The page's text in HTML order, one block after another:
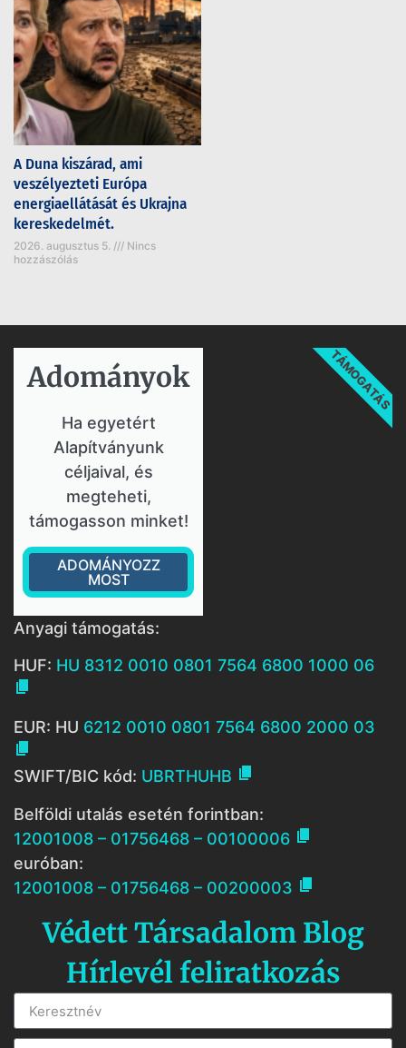
A Duna kiszárad, ami
veszélyezteti Európa
energiaellátását és Ukrajna
kereskedelmét.
2026. augusztus 5.
Nincs
hozzászólás
Adományok​
Ha egyetért
Alapítványunk
céljaival, és
megteheti,
támogasson minket!
ADOMÁNYOZZ
MOST
TÁMOGATÁS
Anyagi támogatás:
HUF: HU 8312 0010 0801 7564 6800 1000 06

EUR: HU 6212 0010 0801 7564 6800 2000 03

SWIFT/BIC kód: UBRTHUHB 
Belföldi utalás esetén forintban:
12001008 – 01756468 – 00100006 
euróban:
12001008 – 01756468 – 00200003 
Védett Társadalom Blog
Hírlevél feliratkozás